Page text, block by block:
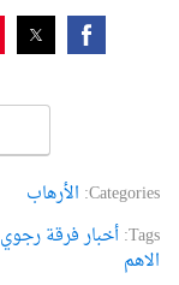
Categories: الأرهاب
Tags: أخبار فرقة رجوي
الاهم